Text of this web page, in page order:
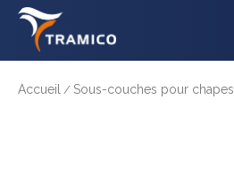
Accueil / Sous-couches pour chapes